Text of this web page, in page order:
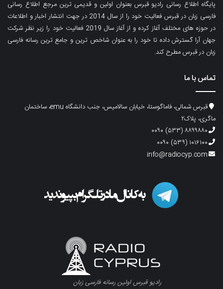
پایگاه اطلاع رسانی رادیو قبرس بعنوان اولین و قدیمی ترین مرجع اطلاع رسانی
فارسی زبان در قبرس فعالیت خود را از سال 2014 در جهت انتشار اخبار و اطلاعات
در حوزه های مختلف آغاز کرده و از آغاز سال 2019 فعالیت خود را زیر نظر شرکت
جهان آرا گسترش داده تا خود را به عنوان شاخص ترین و جامع ترین رسانه فارسی
زبان در قبرس مطرح کند.
تماس با ما
قبرس شمالی، فاماگوستا، خیابان سالامیس، جنب دانشگاه emu، ساختمان
ماگری، پلاک۲
۸۸۹۹۸۸۰ (۵۳۳) ۰۰۹۰
۱۰۱۶۱۰۰ (۵۳۹) ۰۰۹۰
info@radiocyp.com
رادیو قبرس اولین رسانه فارسی زبان